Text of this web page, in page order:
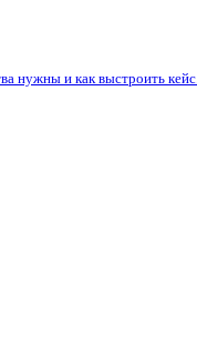
нужны и как выстроить кейс.